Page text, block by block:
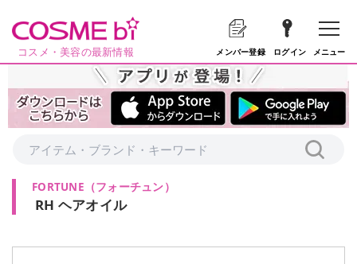
コスメ・美容の最新情報 メンバー登録 ログイン メニュー
FORTUNE （フォーチュン）
RH ヘアオイル